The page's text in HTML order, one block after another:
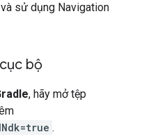
sử dụng Navigation
bộ
, hãy mở tệp
.